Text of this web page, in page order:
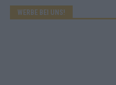
WERBE BEI UNS!